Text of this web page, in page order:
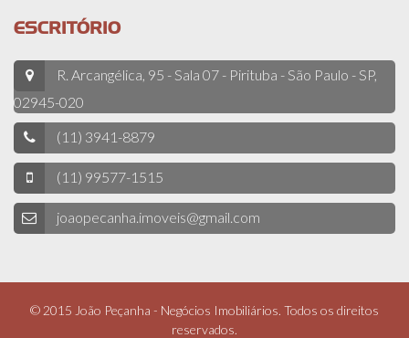
ESCRITÓRIO
R. Arcangélica, 95 - Sala 07 - Pirituba - São Paulo - SP,
02945-020
(11) 3941-8879
(11) 99577-1515
joaopecanha.imoveis@gmail.com
© 2015 João Peçanha - Negócios Imobiliários. Todos os direitos
reservados.